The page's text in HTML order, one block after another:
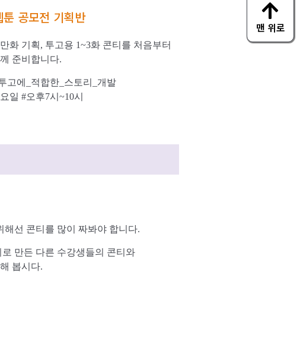
공모전 기획반
화 기획, 투고용 1~3화 콘티를 처음부터
준비합니다.
고에_적합한_스토리_개발
일 #오후7시~10시
선 콘티를 많이 짜봐야 합니다.
만든 다른 수강생들의 콘티와
봅시다.
맨 위로